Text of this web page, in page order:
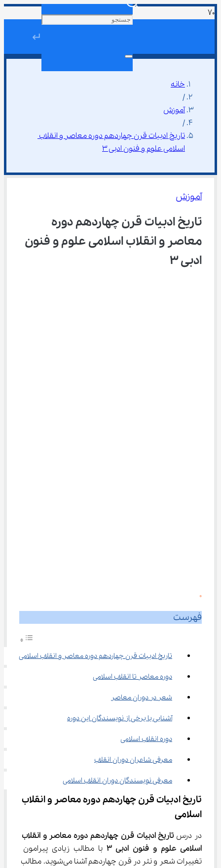
↵
خانه
/
آموزش
/
تاریخ ادبیات قرن چهاردهم دوره معاصر و انقلاب
اسلامی علوم و فنون ادبی ۳
آموزش
تاریخ ادبیات قرن چهاردهم دوره
معاصر و انقلاب اسلامی علوم و فنون
ادبی ۳
0
فهرست
تاریخ ادبیات قرن چهاردهم دوره معاصر و انقلاب اسلامی
دوره معاصر تا انقلاب اسلامی
شعر در دوران معاصر
آشنایی با برخی از نویسندگان این دوره
دوره انقلاب اسلامی
معرفی شاعران دوران انقلاب
معرفی نویسندگان دوران انقلاب اسلامی
تاریخ ادبیات قرن چهاردهم دوره معاصر و انقلاب
اسلامی
در درس تاریخ ادبیات قرن چهاردهم دوره معاصر و انقلاب
اسلامی علوم و فنون ادبی ۳ با مطالب زیادی پیرامون
تغییرات شعر و نثر در قرن چهاردهم آشنا می‌شوید. مطالب